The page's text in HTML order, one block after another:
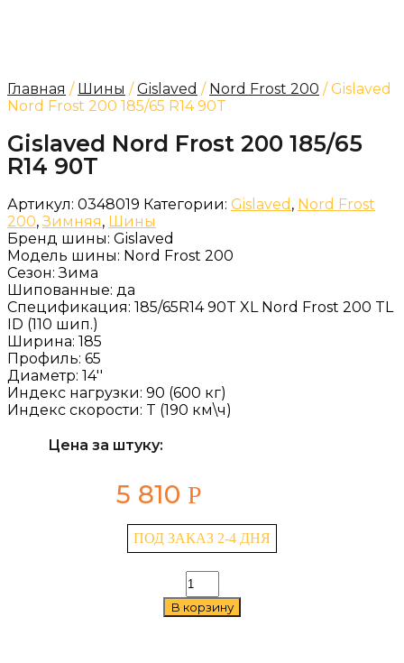
Главная / Шины /Gislaved / Nord Frost 200 / Gislaved
Nord Frost 200 185/65 R14 90T
Gislaved Nord Frost 200 185/65
R14 90T
Артикул: 0348019 Категории: Gislaved , Nord Frost
200,Зимняя, Шины
Бренд шины: Gislaved
Модель шины: Nord Frost 200
Сезон:Зима
Шипованные: да
Спецификация: 185/65R14 90T XL Nord Frost 200 TL
ID (110 шип.)
Ширина: 185
Профиль: 65
Диаметр: 14''
Индекс нагрузки: 90 (600 кг)
Индекс скорости: T (190 км\ч)
Цена за штуку:
5 810 Р
ПОД ЗАКАЗ 2-4 ДНЯ
Количество
товара
Gislaved
В корзину